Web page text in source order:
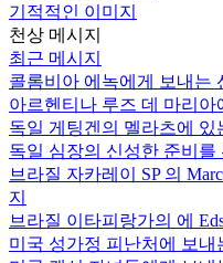
기적적인 이미지
천상 메시지
최근 메시지
콜롬비아 에녹에게 보내는
아르헨티나 루즈 데 마리
독일 게팅겐의 멜라츠에 있
독일 심장의 신성한 준비를
브라질 자카레이 SP 의
지
브라질 이타피랑가의 에
미국 성가정 피난처에 보내